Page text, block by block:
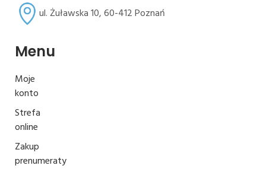
ul. Żuławska 10, 60-412 Poznań
Menu
Moje
konto
Strefa
online
Zakup
prenumeraty